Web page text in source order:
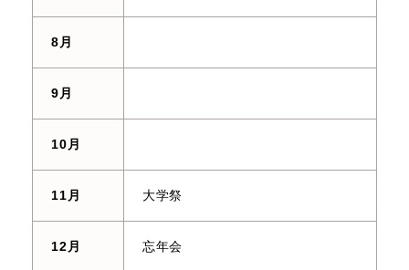
8月
9月
10月
11月 大学祭
12月 忘年会